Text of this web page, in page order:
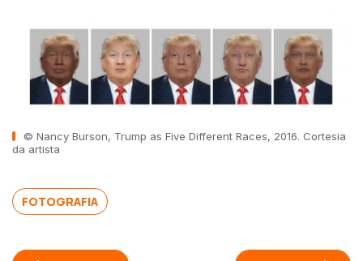
© Nancy Burson, Trump as Five Different Races, 2016. Cortesia
da artista
FOTOGRAFIA